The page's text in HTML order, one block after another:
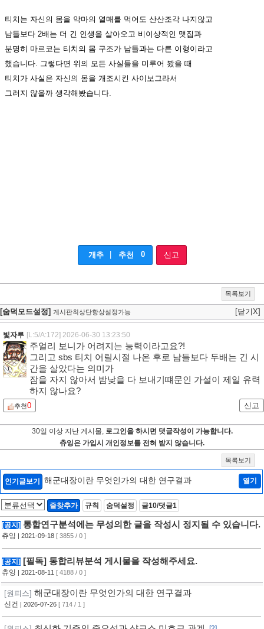
티치는 자신의 몸을 악마의 열매를 먹어도 산산조각 나지않고
남들보다 2배는 더 긴 인생을 살아오고 비이상적인 맷집과
분명히 마르코는 티치의 몸 구조가 남들과는 다른 이형이라고
했습니다. 그렇다면 위의 모든 사실들을 미루어 봤을 때
티치가 사실은 자신의 몸을 개조시킨 사이보그라서
그러지 않을까 생각해봤습니다.
개추 추천 0 신고
목록보기
[숨덕모드설정] 게시판최상단항상설정가능 [닫기X]
빛자루 [L:5/A:172] 2026-06-30 13:23:50
주얼리 보니가 어려지는 능력이라고요?!
그리고 sbs 티치 어릴시절 나온 후로 남들보다 두배는 긴 시
간을 살았다는 의미가
잠을 자지 않아서 밤낮을 다 보내기떄문인 가설이 제일 유력
하지 않나요?
추천0 신고
30일 이상 지난 게시물, 로그인을 하시면 댓글작성이 가능합니다.
츄잉은 가입시 개인정보를 전혀 받지 않습니다.
목록보기
인기글보기 해군대장이란 무엇인가의 대한 연구결과 열기
즐찾추가 규칙 숨덕설정 글10/댓글1
[공지] 통합연구분석에는 무성의한 글을 작성시 정지될 수 있습니다.
츄잉 | 2021-09-18 [ 3855 / 0 ]
[공지] [필독] 통합리뷰분석 게시물을 작성해주세요.
츄잉 | 2021-08-11 [ 4188 / 0 ]
[원피스] 해군대장이란 무엇인가의 대한 연구결과
신건 | 2026-07-26 [ 714 / 1 ]